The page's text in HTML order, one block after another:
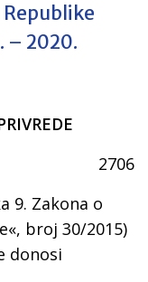
– 2020.
2706
9. Zakona o
broj 30/2015)
donosi